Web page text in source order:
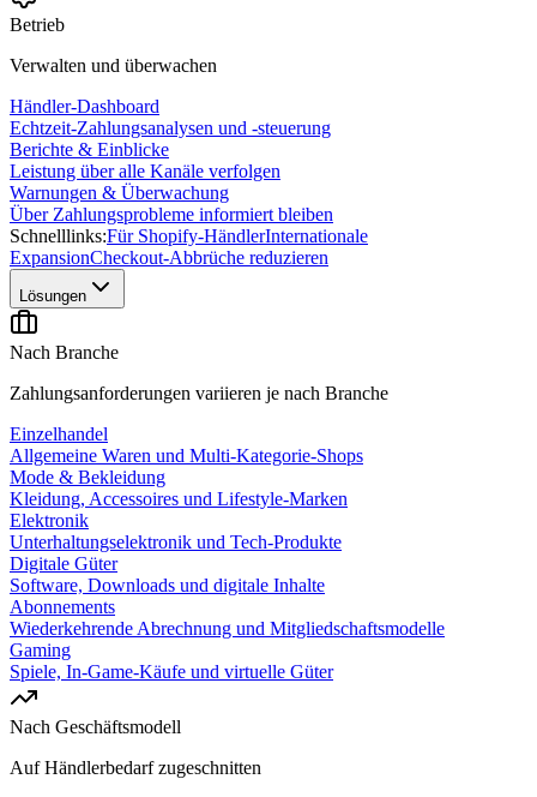
Betrieb
Verwalten und überwachen
Händler-Dashboard
Echtzeit-Zahlungsanalysen und -steuerung
Berichte & Einblicke
Leistung über alle Kanäle verfolgen
Warnungen & Überwachung
Über Zahlungsprobleme informiert bleiben
Schnelllinks:Für Shopify-HändlerInternationale
ExpansionCheckout-Abbrüche reduzieren
Lösungen
Nach Branche
Zahlungsanforderungen variieren je nach Branche
Einzelhandel
Allgemeine Waren und Multi-Kategorie-Shops
Mode & Bekleidung
Kleidung, Accessoires und Lifestyle-Marken
Elektronik
Unterhaltungselektronik und Tech-Produkte
Digitale Güter
Software, Downloads und digitale Inhalte
Abonnements
Wiederkehrende Abrechnung und Mitgliedschaftsmodelle
Gaming
Spiele, In-Game-Käufe und virtuelle Güter
Nach Geschäftsmodell
Auf Händlerbedarf zugeschnitten